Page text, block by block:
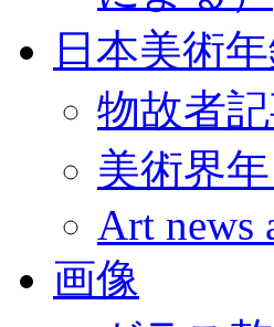
日本美術
物故者
美術界
Art news
画像